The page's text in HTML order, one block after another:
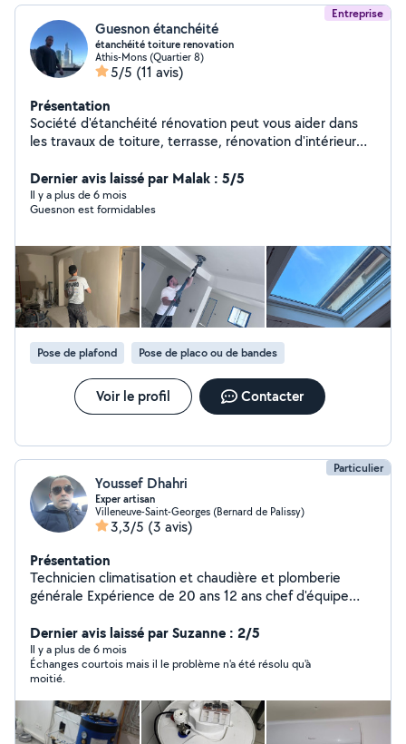
Entreprise
Guesnon étanchéité
étanchéité toiture renovation
Athis-Mons (Quartier 8)
5/5 (11 avis)
Présentation
Société d'étanchéité rénovation peut vous aider dans
les travaux de toiture, terrasse, rénovation d'intérieur
devis gratuit. Possibilité de voir mes chantiers sur place.
Dernier avis laissé par Malak : 5/5
Il y a plus de 6 mois
Guesnon est formidables
Pose de plafond Pose de placo ou de bandes
Voir le profil Contacter
Particulier
Youssef Dhahri
Exper artisan
Villeneuve-Saint-Georges (Bernard de Palissy)
3,3/5 (3 avis)
Présentation
Technicien climatisation et chaudière et plomberie
générale Expérience de 20 ans 12 ans chef d'équipe
Dernier avis laissé par Suzanne : 2/5
Il y a plus de 6 mois
Échanges courtois mais il le problème n'a été résolu qu'à
moitié.